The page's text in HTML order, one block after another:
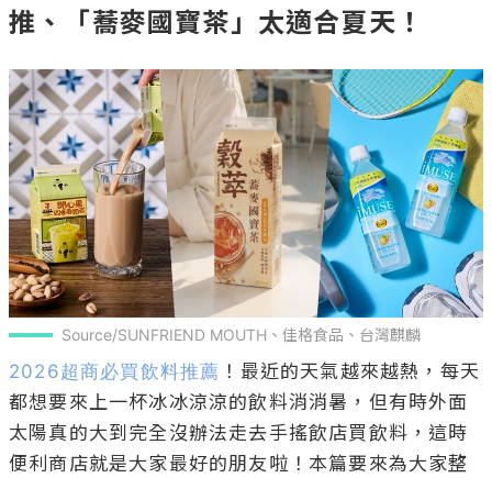
推、「蕎麥國寶茶」太適合夏天！
Source/SUNFRIEND MOUTH、佳格食品、台灣麒麟
2026超商必買飲料推薦 ！最近的天氣越來越熱，每天
都想要來上一杯冰冰涼涼的飲料消消暑，但有時外面
太陽真的大到完全沒辦法走去手搖飲店買飲料，這時
便利商店就是大家最好的朋友啦！本篇要來為大家整